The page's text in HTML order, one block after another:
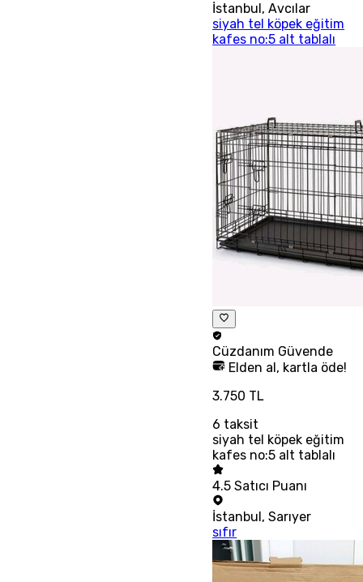
İstanbul ,Avcılar
siyah tel köpek eğitim
kafes no:5 alt tablalı
Cüzdanım Güvende
Elden al, kartla öde!
3.750 TL
6 taksit
siyah tel köpek eğitim
kafes no:5 alt tablalı
4.5 Satıcı Puanı
İstanbul,Sarıyer
sıfır